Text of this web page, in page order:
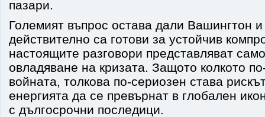
пазари.
Големият въпрос остава дали Вашингтон
действително са готови за устойчив
настоящите разговори представляват
овладяване на кризата. Защото колкото
войната, толкова по-сериозен става
енергията да се превърнат в глобален
с дългосрочни последици.